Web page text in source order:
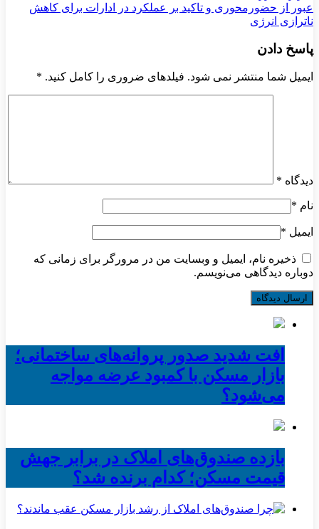
عبور از حضورمحوری و تاکید بر عملکرد در ادارات برای کاهش
ناترازی انرژی
پاسخ دادن
ایمیل شما منتشر نمی شود. فیلدهای ضروری را کامل کنید. *
دیدگاه *
نام *
ایمیل *
ذخیره نام، ایمیل و وبسایت من در مرورگر برای زمانی که
دوباره دیدگاهی می‌نویسم.
افت شدید صدور پروانه‌های ساختمانی؛
بازار مسکن با کمبود عرضه مواجه
می‌شود؟
بازده صندوق‌های املاک در برابر جهش
قیمت مسکن؛ کدام برنده شد؟